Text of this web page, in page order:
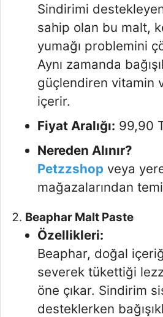
Sindirimi
sahip olan bu malt,
yumağı problemini
Aynı zamanda
güçlendiren vitamin
içerir.
Fiyat Aralığı: 99,90
Nereden Alınır?
Petzzshop veya
mağazalarından
Beaphar Malt Paste
Özellikleri:
Beaphar, doğal
severek tükettiği
öne çıkar. Sindirim
desteklerken